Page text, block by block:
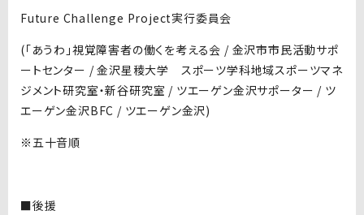
Future Challenge Project実行委員会
(「あうわ」視覚障害者の働くを考える会 / 金沢市市民活動サポ
ートセンター / 金沢星稜大学 スポーツ学科地域スポーツマネ
ジメント研究室・新谷研究室 / ツエーゲン金沢サポーター / ツ
エーゲン金沢BFC / ツエーゲン金沢)
※五十音順
■後援